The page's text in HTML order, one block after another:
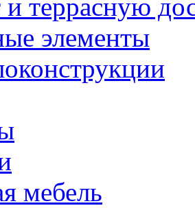
и террасную
элементы
мебель